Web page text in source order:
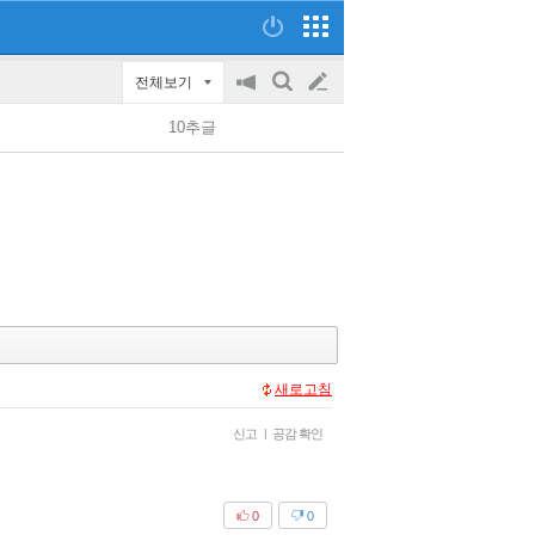
전체보기
공
on/off
검
글
쓰
10추글
새로고침
신고 | 공감 확인
0
0